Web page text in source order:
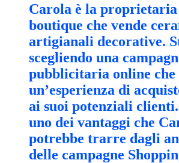
Carola è la
boutique che vende
artigianali decorative.
scegliendo una
pubblicitaria online
un’esperienza di
ai suoi potenziali
uno dei vantaggi che
potrebbe trarre dagli
delle campagne